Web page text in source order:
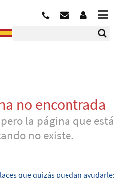
no encontrada
la página que está
no existe.
que quizás puedan ayudarle: